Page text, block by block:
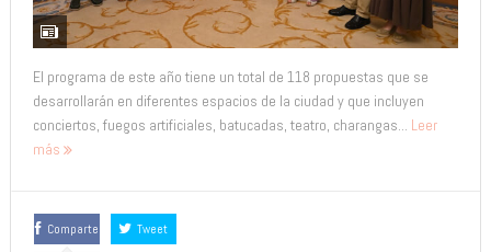
El programa de este año tiene un total de 118 propuestas que se
desarrollarán en diferentes espacios de la ciudad y que incluyen
conciertos, fuegos artificiales, batucadas, teatro, charangas... Leer
más
Comparte Tweet